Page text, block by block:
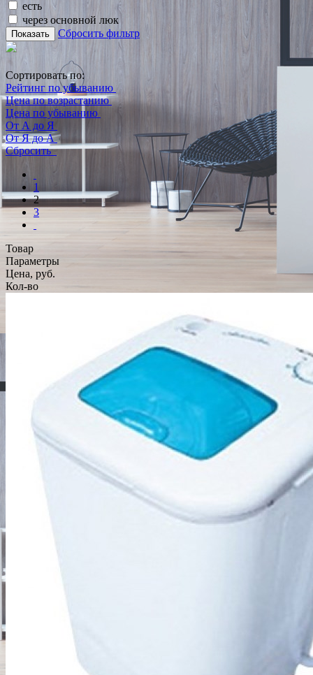
есть
через основной люк
Показать Сбросить фильтр
Сортировать по:
Рейтинг по убыванию
Цена по возрастанию
Цена по убыванию
От А до Я
От Я до А
Сбросить
1
2
3
Товар
Параметры
Цена, руб.
Кол-во